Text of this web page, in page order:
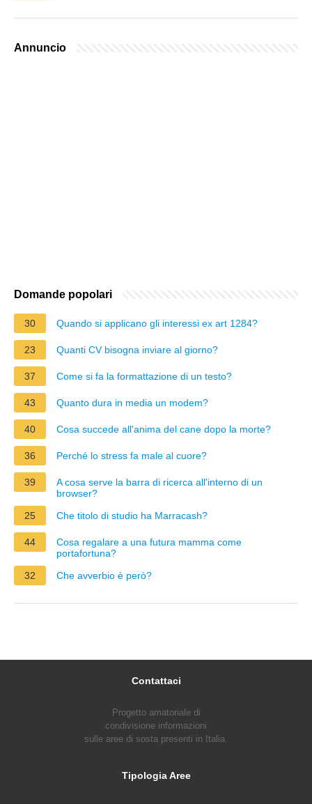
Annuncio
Domande popolari
30 Quando si applicano gli interessi ex art 1284?
23 Quanti CV bisogna inviare al giorno?
37 Come si fa la formattazione di un testo?
43 Quanto dura in media un modem?
40 Cosa succede all'anima del cane dopo la morte?
36 Perché lo stress fa male al cuore?
39
A cosa serve la barra di ricerca all'interno di un
browser?
25
Che titolo di studio ha Marracash?
44
Cosa regalare a una futura mamma come
portafortuna?
32
Che avverbio è però?
Contattaci
Progetto amatoriale di
condivisione informazioni
sulle aree di sosta presenti in Italia.
Tipologia Aree